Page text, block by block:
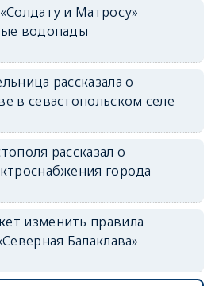
и Матросу»
водопады
рассказала о
в севастопольском селе
рассказал о
города
изменить правила
Балаклава»